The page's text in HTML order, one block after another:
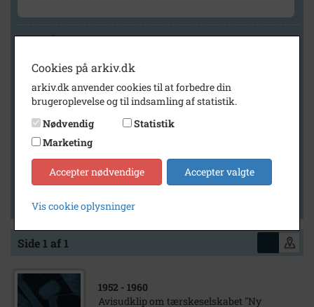
Geografi
Generelt
Vis kun med billeder
Vis kun med filmklip
Vis kun med lydklip
Vis kun med kilder
Vis kun med geo-tag
Side 1 af 1
1952 - 1960
Avisudklip om tærskeselskabet "Ny
Cookies på arkiv.dk
arkiv.dk anvender cookies til at forbedre din
brugeroplevelse og til indsamling af statistik.
Nødvendig
Statistik
Marketing
Accepter nødvendige Accepter valgte
Vis cookie oplysninger